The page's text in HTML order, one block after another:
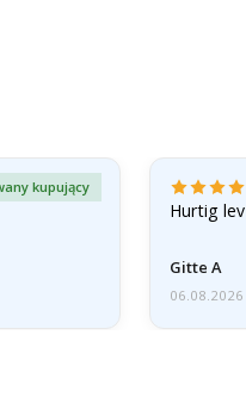
kupujący
Hurtig
Gitte A
06.08.2026